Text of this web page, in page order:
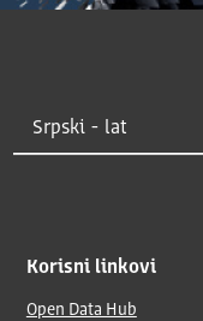
Korisni linkovi
Open Data Hub